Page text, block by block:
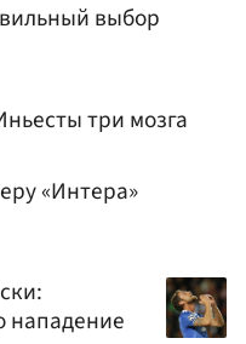
выбор
три мозга
«Интера»
нападение